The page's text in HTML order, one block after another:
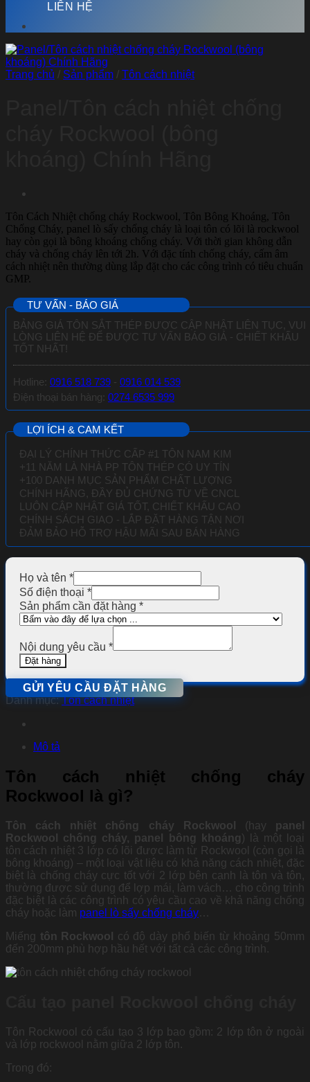
LIÊN HỆ
Trang chủ / Sản phẩm / Tôn cách nhiệt
Tôn Cách Nhiệt chống cháy Rockwool, Tôn Bông Khoáng, Tôn
Chống Cháy, panel lò sấy chống cháy là loại tôn có lõi là rockwool
hay còn gọi là bông khoáng chống cháy. Với thời gian không dẫn
cháy và chống cháy lên tới 2h. Với đặc tính chống cháy, cấm âm
cách nhiệt nên thường dùng lắp đặt cho các công trình có tiêu chuẩn
GMP.
TƯ VẤN - BÁO GIÁ
BẢNG GIÁ TÔN SẮT THÉP ĐƯỢC CẬP NHẬT LIÊN TỤC, VUI
LÒNG LIÊN HỆ ĐỂ ĐƯỢC TƯ VẤN BÁO GIÁ - CHIẾT KHẤU
TỐT NHẤT!
Hotline: 0916 518 739 - 0916 014 539
Điện thoại bán hàng: 0274 6535 999
LỢI ÍCH & CAM KẾT
ĐẠI LÝ CHÍNH THỨC CẤP #1 TÔN NAM KIM
+11 NĂM LÀ NHÀ PP TÔN THÉP CÓ UY TÍN
+100 DANH MỤC SẢN PHẨM CHẤT LƯỢNG
CHÍNH HÃNG, ĐẦY ĐỦ CHỨNG TỪ VỀ CNCL
LUÔN CẬP NHẬT GIÁ TỐT, CHIẾT KHẤU CAO
CHÍNH SÁCH GIAO - LẮP ĐẶT HÀNG TẬN NƠI
ĐẢM BẢO HỖ TRỢ HẬU MÃI SAU BÁN HÀNG
Họ và tên *
Số điện thoại *
Sản phẩm cần đặt hàng *
Nội dung yêu cầu *
Đặt hàng
GỬI YÊU CẦU ĐẶT HÀNG
Danh mục:Tôn cách nhiệt
Mô tả
Tôn cách nhiệt chống cháy
Rockwool là gì?
Tôn cách nhiệt chống cháy Rockwool (hay panel
Rockwool chống cháy, panel bông khoáng ) là một loại
tôn cách nhiệt 3 lớp có lõi được làm từ Rockwool (còn gọi là
bông khoáng) – một loại vật liệu có khả năng cách nhiệt, đặc
biệt là chống cháy cực tốt với 2 lớp bên cạnh là tôn và tôn,
thường được sử dụng để lợp mái, làm vách… cho công trình
đặc biệt là các công trình có yêu cầu cao về khả năng chống
cháy hoặc làm panel lò sấy chống cháy
Miếng tôn Rockwool
có độ dày phổ biến từ khoảng 50mm
đến 200mm phù hợp hầu hết với tất cả các công trình.
Tôn Rockwool có cấu tạo 3 lớp bao gồm: 2 lớp tôn ở ngoài
và lớp rockwool nằm giữa 2 lớp tôn.
Trong đó: